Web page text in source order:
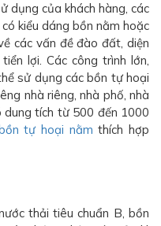
dụng của khách hàng, các
kiểu dáng bồn nằm hoặc
các vấn đề đào đất, diện
lợi. Các công trình lớn,
sử dụng các bồn tự hoại
nhà riêng, nhà phố, nhà
dung tích từ 500 đến 1000
bồn tự hoại nằm thích hợp
thải tiêu chuẩn B, bồn